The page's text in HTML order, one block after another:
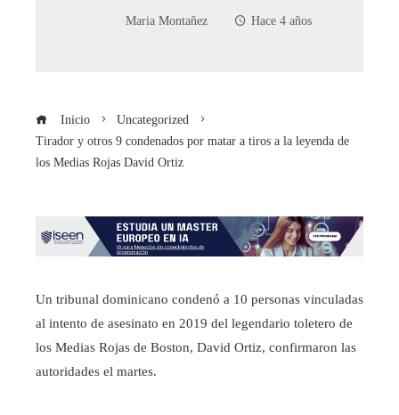
Maria Montañez Hace 4 años
Inicio
Uncategorized
Tirador y otros 9 condenados por matar a tiros a la leyenda de
los Medias Rojas David Ortiz
Un tribunal dominicano condenó a 10 personas vinculadas
al intento de asesinato en 2019 del legendario toletero de
los Medias Rojas de Boston, David Ortiz, confirmaron las
autoridades el martes.